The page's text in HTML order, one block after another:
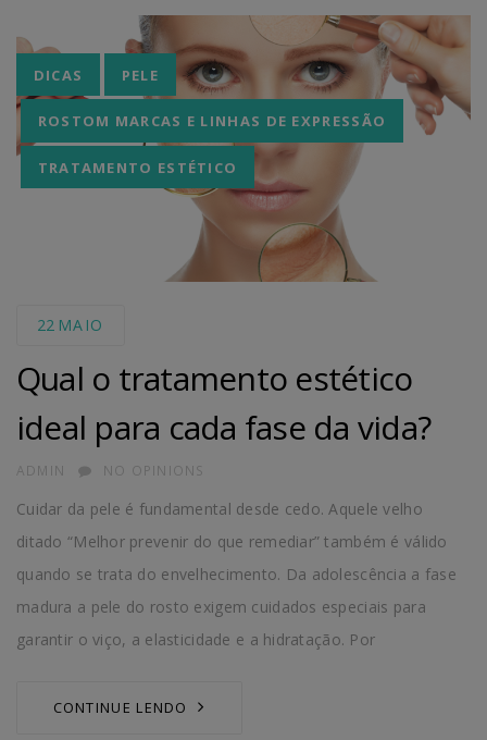
Tags
DICAS PELE
ROSTOM MARCAS E LINHAS DE EXPRESSÃO
TRATAMENTO ESTÉTICO
22 MAIO
Qual o tratamento estético
ideal para cada fase da vida?
AUTHOR
ADMIN NO OPINIONS
Cuidar da pele é fundamental desde cedo. Aquele velho
ditado “Melhor prevenir do que remediar” também é válido
quando se trata do envelhecimento. Da adolescência a fase
madura a pele do rosto exigem cuidados especiais para
garantir o viço, a elasticidade e a hidratação. Por
CONTINUE LENDO